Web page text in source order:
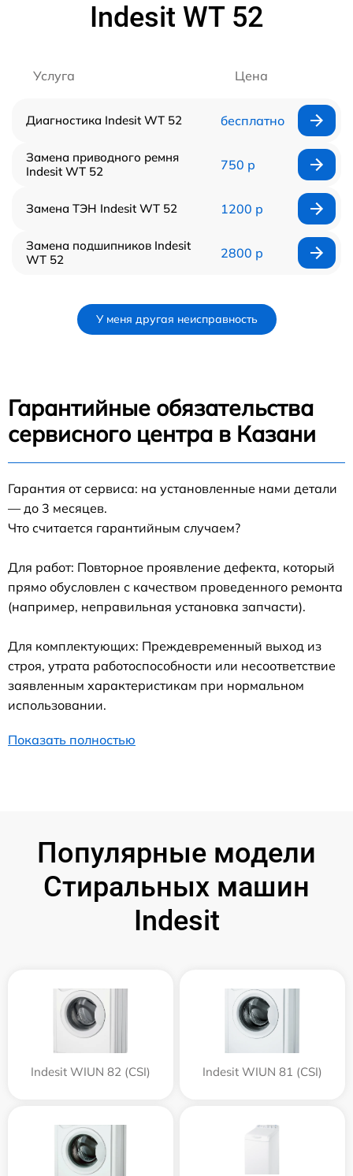
Indesit WT 52
Услуга Цена
Диагностика Indesit WT 52 бесплатно
Замена приводного ремня
Indesit WT 52
750 р
Замена ТЭН Indesit WT 52 1200 р
Замена подшипников Indesit
WT 52
2800 р
У меня другая неисправность
Гарантийные обязательства
сервисного центра в Казани
Гарантия от сервиса: на установленные нами детали
— до 3 месяцев.
Что считается гарантийным случаем?
Для работ: Повторное проявление дефекта, который
прямо обусловлен с качеством проведенного ремонта
(например, неправильная установка запчасти).
Для комплектующих: Преждевременный выход из
строя, утрата работоспособности или несоответствие
заявленным характеристикам при нормальном
использовании.
Показать полностью
Популярные модели
Стиральных машин
Indesit
Indesit WIUN 82 (CSI) Indesit WIUN 81 (CSI)